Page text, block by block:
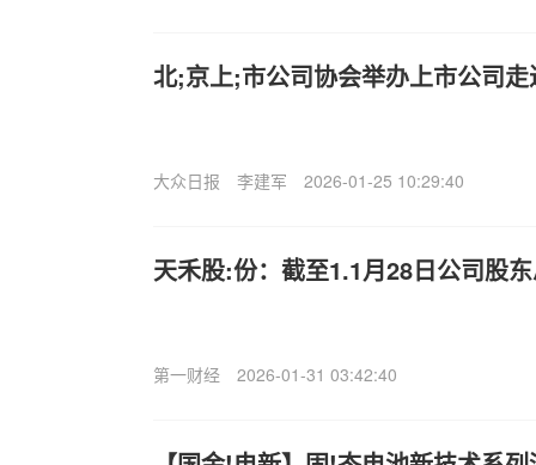
北;京上;市公司协会举办上市公司
大众日报 李建军 2026-01-25 10:29:40
天禾股:份：截至1.1月28日公司股
第一财经 2026-01-31 03:42:40